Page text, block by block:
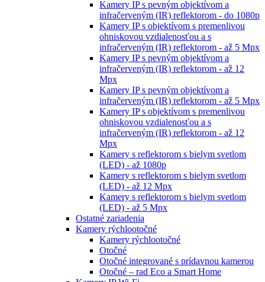
Kamery IP s pevným objektívom a
infračerveným (IR) reflektorom - do 1080p
Kamery IP s objektívom s premenlivou
ohniskovou vzdialenosťou a s
infračerveným (IR) reflektorom - až 5 Mpx
Kamery IP s pevným objektívom a
infračerveným (IR) reflektorom - až 12
Mpx
Kamery IP s pevným objektívom a
infračerveným (IR) reflektorom - až 5 Mpx
Kamery IP s objektívom s premenlivou
ohniskovou vzdialenosťou a s
infračerveným (IR) reflektorom - až 12
Mpx
Kamery s reflektorom s bielym svetlom
(LED) - až 1080p
Kamery s reflektorom s bielym svetlom
(LED) - až 12 Mpx
Kamery s reflektorom s bielym svetlom
(LED) - až 5 Mpx
Ostatné zariadenia
Kamery rýchlootočné
Kamery rýchlootočné
Otočné
Otočné integrované s prídavnou kamerou
Otočné – rad Eco a Smart Home